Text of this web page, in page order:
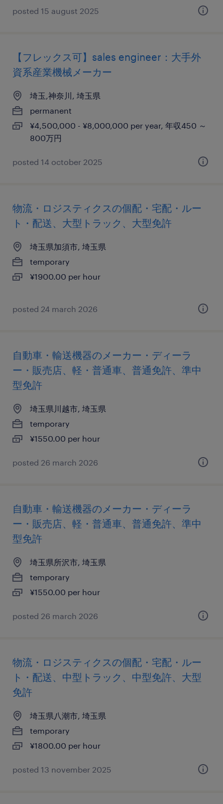
posted 15 august 2025
【フレックス可】sales engineer：大手外
資系産業機械メーカー
埼玉,神奈川, 埼玉県
permanent
¥4,500,000 - ¥8,000,000 per year, 年収450 ～
800万円
posted 14 october 2025
物流・ロジスティクスの個配・宅配・ルー
ト・配送、大型トラック、大型免許
埼玉県加須市, 埼玉県
temporary
¥1900.00 per hour
posted 24 march 2026
自動車・輸送機器のメーカー・ディーラ
ー・販売店、軽・普通車、普通免許、準中
型免許
埼玉県川越市, 埼玉県
temporary
¥1550.00 per hour
posted 26 march 2026
自動車・輸送機器のメーカー・ディーラ
ー・販売店、軽・普通車、普通免許、準中
型免許
埼玉県所沢市, 埼玉県
temporary
¥1550.00 per hour
posted 26 march 2026
物流・ロジスティクスの個配・宅配・ルー
ト・配送、中型トラック、中型免許、大型
免許
埼玉県八潮市, 埼玉県
temporary
¥1800.00 per hour
posted 13 november 2025